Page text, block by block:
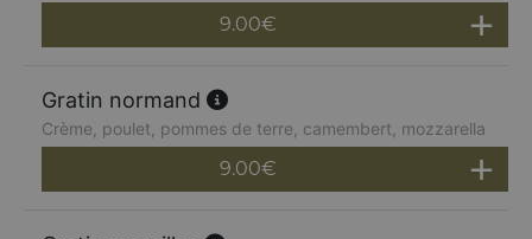
9.00€
Gratin normand
Crème, poulet, pommes de terre, camembert, mozzarella
9.00€